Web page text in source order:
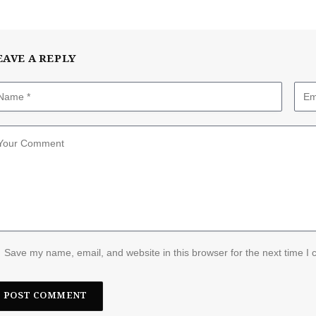
A REPLY
Save my name, email, and website in this browser for the next time I